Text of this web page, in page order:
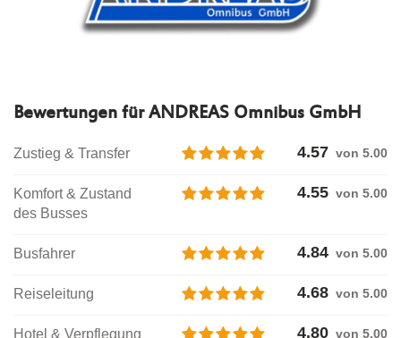
Bewertungen fürANDREAS Omnibus GmbH
Zustieg & Transfer 4.57 von 5.00
Komfort & Zustand
des Busses
4.55 von 5.00
Busfahrer 4.84 von 5.00
Reiseleitung 4.68 von 5.00
Hotel & Verpflegung 4.80 von 5.00